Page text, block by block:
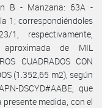
B - Manzana: 63A -
1; correspondiéndoles
1, respectivamente,
de MIL
CUADRADOS CON
(1.352,65 m2), según
DSCYD#AABE, que
medida, con el